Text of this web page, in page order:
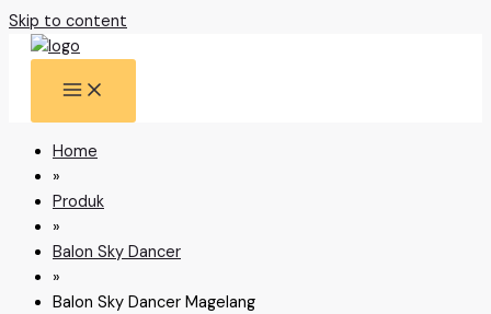
Skip to content
Home
»
Produk
»
Balon Sky Dancer
»
Balon Sky Dancer Magelang